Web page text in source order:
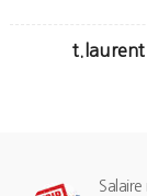
t.laurent